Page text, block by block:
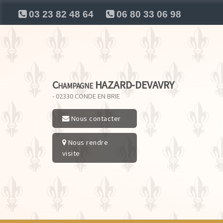
03 23 82 48 64 06 80 33 06 98
Champagne HAZARD-DEVAVRY
- 02330 CONDE EN BRIE
Nous contacter
Nous rendre
visite